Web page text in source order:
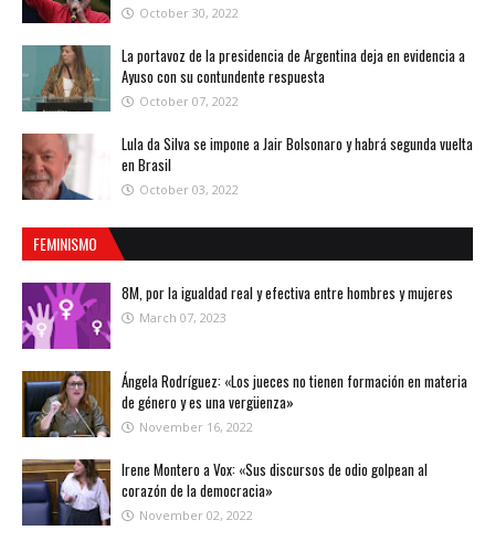
October 30, 2022
La portavoz de la presidencia de Argentina deja en evidencia a
Ayuso con su contundente respuesta
October 07, 2022
Lula da Silva se impone a Jair Bolsonaro y habrá segunda vuelta
en Brasil
October 03, 2022
FEMINISMO
8M, por la igualdad real y efectiva entre hombres y mujeres
March 07, 2023
Ángela Rodríguez: «Los jueces no tienen formación en materia
de género y es una vergüenza»
November 16, 2022
Irene Montero a Vox: «Sus discursos de odio golpean al
corazón de la democracia»
November 02, 2022